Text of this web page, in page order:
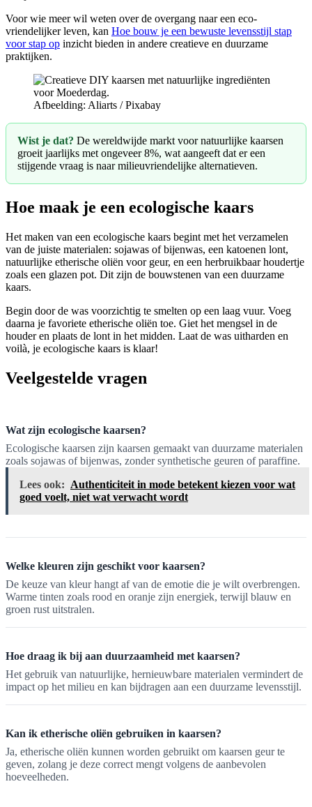
Voor wie meer wil weten over de overgang naar een eco-
vriendelijker leven, kan Hoe bouw je een bewuste levensstijl stap
voor stap op inzicht bieden in andere creatieve en duurzame
praktijken.
Afbeelding: Aliarts / Pixabay
Wist je dat? De wereldwijde markt voor natuurlijke kaarsen
groeit jaarlijks met ongeveer 8%, wat aangeeft dat er een
stijgende vraag is naar milieuvriendelijke alternatieven.
Hoe maak je een ecologische kaars
Het maken van een ecologische kaars begint met het verzamelen
van de juiste materialen: sojawas of bijenwas, een katoenen lont,
natuurlijke etherische oliën voor geur, en een herbruikbaar houdertje
zoals een glazen pot. Dit zijn de bouwstenen van een duurzame
kaars.
Begin door de was voorzichtig te smelten op een laag vuur. Voeg
daarna je favoriete etherische oliën toe. Giet het mengsel in de
houder en plaats de lont in het midden. Laat de was uitharden en
voilà, je ecologische kaars is klaar!
Veelgestelde vragen
Wat zijn ecologische kaarsen?
Ecologische kaarsen zijn kaarsen gemaakt van duurzame materialen
zoals sojawas of bijenwas, zonder synthetische geuren of paraffine.
Lees ook: Authenticiteit in mode betekent kiezen voor wat
goed voelt, niet wat verwacht wordt
Welke kleuren zijn geschikt voor kaarsen?
De keuze van kleur hangt af van de emotie die je wilt overbrengen.
Warme tinten zoals rood en oranje zijn energiek, terwijl blauw en
groen rust uitstralen.
Hoe draag ik bij aan duurzaamheid met kaarsen?
Het gebruik van natuurlijke, hernieuwbare materialen vermindert de
impact op het milieu en kan bijdragen aan een duurzame levensstijl.
Kan ik etherische oliën gebruiken in kaarsen?
Ja, etherische oliën kunnen worden gebruikt om kaarsen geur te
geven, zolang je deze correct mengt volgens de aanbevolen
hoeveelheden.